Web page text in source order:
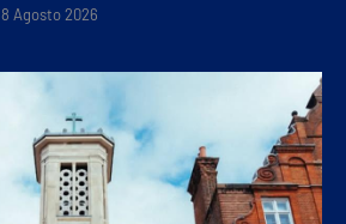
8 Agosto 2026